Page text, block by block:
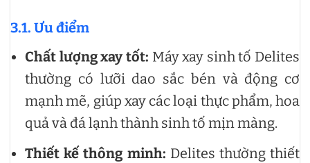
3.1. Ưu điểm
Chất lượng xay tốt: Máy xay sinh tố Delites
thường có lưỡi dao sắc bén và động cơ
mạnh mẽ, giúp xay các loại thực phẩm, hoa
quả và đá lạnh thành sinh tố mịn màng.
Thiết kế thông minh: Delites thường thiết